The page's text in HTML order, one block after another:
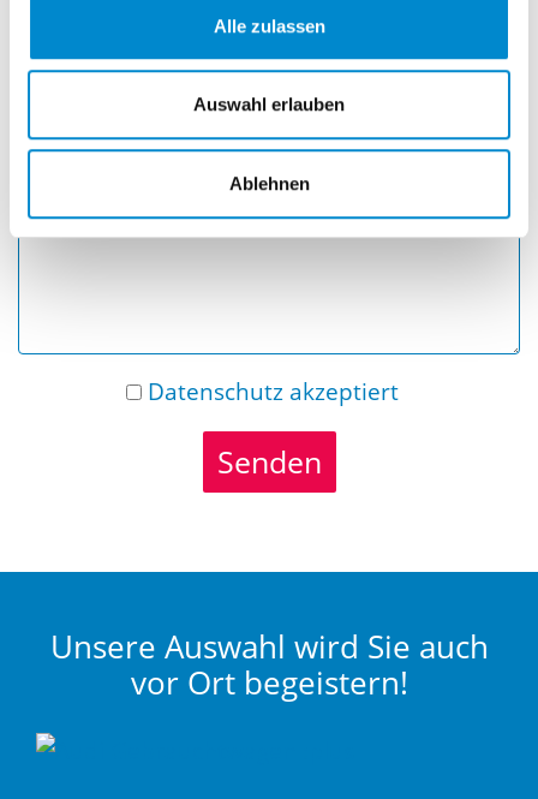
Alle zulassen
Auswahl erlauben
Ablehnen
Nachricht
Datenschutzakzeptiert
Senden
Unsere Auswahl wird Sie auch
vor Ort begeistern!